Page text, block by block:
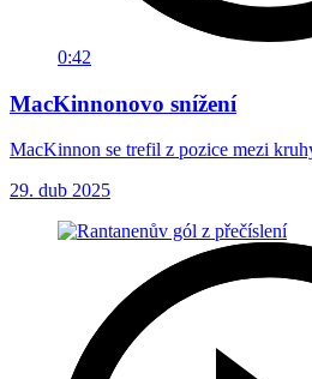
0:42
MacKinnonovo snížení
MacKinnon se trefil z pozice mezi
29. dub 2025